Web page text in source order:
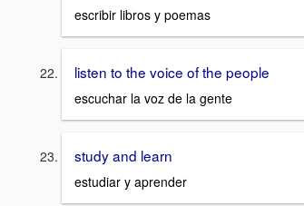
escribir libros y poemas
listen to the voice of the people
escuchar la voz de la gente
study and learn
estudiar y aprender